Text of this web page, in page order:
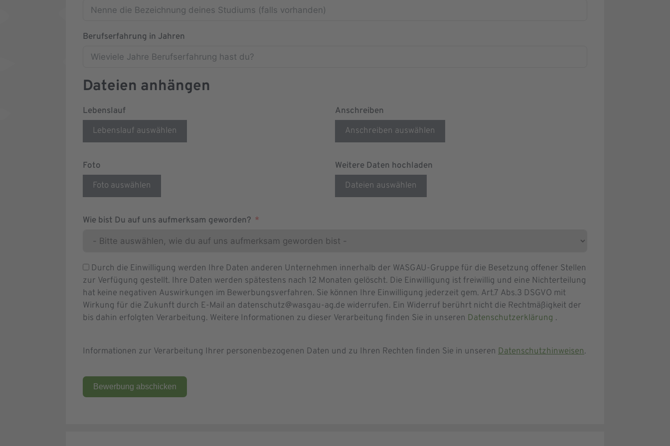
Berufserfahrung in Jahren
Dateien anhängen
Lebenslauf
Lebenslauf auswählen
Anschreiben
Anschreiben auswählen
Foto
Foto auswählen
Weitere Daten hochladen
Dateien auswählen
Wie bist Du auf uns aufmerksam geworden?
Durch die Einwilligung werden Ihre Daten anderen Unternehmen innerhalb der WASGAU-Gruppe für die Besetzung offener Stellen
zur Verfügung gestellt. Ihre Daten werden spätestens nach 12 Monaten gelöscht. Die Einwilligung ist freiwillig und eine Nichterteilung
hat keine negativen Auswirkungen im Bewerbungsverfahren. Sie können Ihre Einwilligung jederzeit gem. Art.7 Abs.3 DSGVO mit
Wirkung für die Zukunft durch E-Mail an datenschutz@wasgau-ag.de widerrufen. Ein Widerruf berührt nicht die Rechtmäßigkeit der
bis dahin erfolgten Verarbeitung. Weitere Informationen zu dieser Verarbeitung finden Sie in unseren Datenschutzerklärung .
Informationen zur Verarbeitung Ihrer personenbezogenen Daten und zu Ihren Rechten finden Sie in unseren Datenschutzhinweisen.
Bewerbung abschicken